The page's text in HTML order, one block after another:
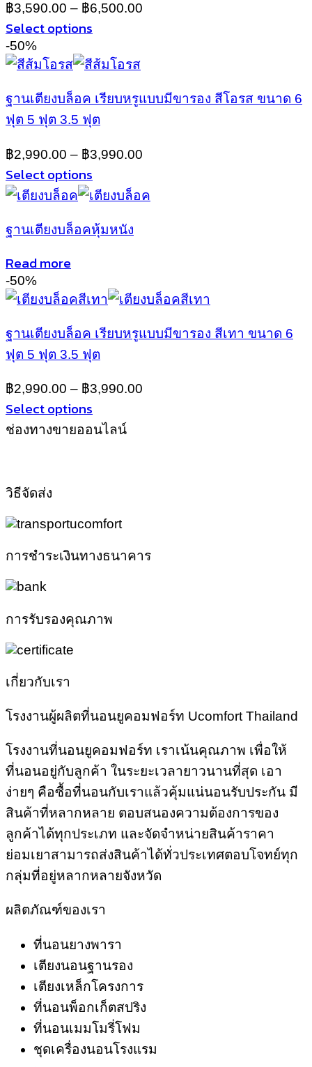
฿3,590.00 – ฿6,500.00
Select options
This
product
multiple
variants.
The
may
be
chosen
on
product
-50%
ฐานเตียงบล็อค เรียบหรูแบบมีขารอง สีโอรส ขนาด 6
ฟุต 5 ฟุต 3.5 ฟุต
฿2,990.00 – ฿3,990.00
Select options
This
product
multiple
The
options
may
chosen
on
the
page
ฐานเตียงบล็อคหุ้มหนัง
Read more
-50%
ฐานเตียงบล็อค เรียบหรูแบบมีขารอง สีเทา ขนาด 6
ฟุต 5 ฟุต 3.5 ฟุต
฿2,990.00 – ฿3,990.00
Select options
This
variants.
The
options
may
chosen
on
the
product
page
ช่องทางขายออนไลน์
วิธีจัดส่ง
การชำระเงินทางธนาคาร
การรับรองคุณภาพ
เกี่ยวกับเรา
โรงงานผู้ผลิตที่นอนยูคอมฟอร์ท Ucomfort Thailand
โรงงานที่นอนยูคอมฟอร์ท เราเน้นคุณภาพ เพื่อให้
ที่นอนอยู่กับลูกค้า ในระยะเวลายาวนานที่สุด เอา
ง่ายๆ คือซื้อที่นอนกับเราแล้วคุ้มแน่นอนรับประกัน มี
สินค้าที่หลากหลาย ตอบสนองความต้องการของ
ลูกค้าได้ทุกประเภท และจัดจำหน่ายสินค้าราคา
ย่อมเยาสามารถส่งสินค้าได้ทั่วประเทศตอบโจทย์ทุก
กลุ่มที่อยู่หลากหลายจังหวัด
ผลิตภัณฑ์ของเรา
ที่นอนยางพารา
เตียงนอนฐานรอง
เตียงเหล็กโครงการ
ที่นอนพ็อกเก็ตสปริง
ที่นอนเมมโมรี่โฟม
ชุดเครื่องนอนโรงแรม